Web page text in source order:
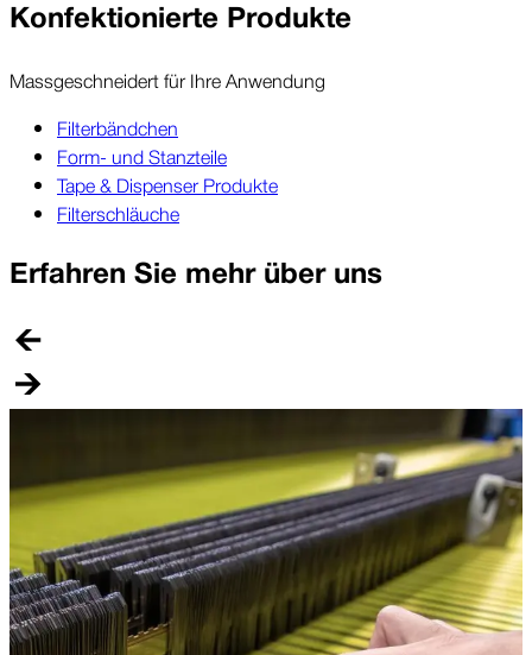
Kon­fek­tio­nierte Pro­dukte
Mass­geschnei­dert für Ihre An­wen­dung
Filterbändchen
Form- und Stanzteile
Tape & Dispenser Produkte
Filterschläuche
Er­fahren Sie mehr über uns